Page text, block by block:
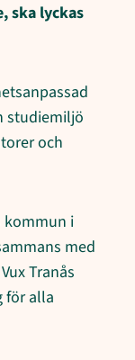
ska lyckas
studiemiljö
och
kommun i
med
Tranås
för alla